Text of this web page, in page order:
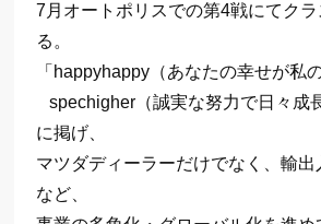
7月オートポリスでの第4戦にてク
る。
「happyhappy（あなたの幸せが私
spechigher（誠実な努力で日々成
に掲げ、
マツダディーラーだけでなく、輸
など、